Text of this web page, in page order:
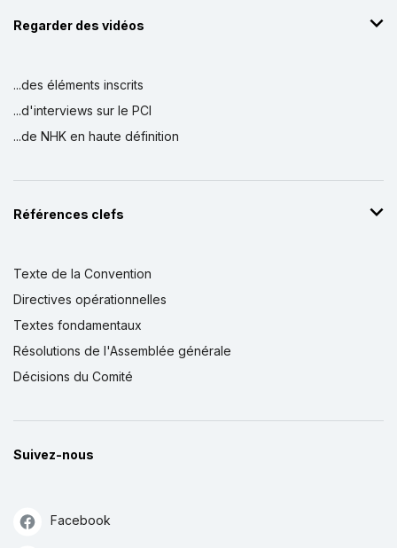
Regarder des vidéos
...des éléments inscrits
...d'interviews sur le PCI
...de NHK en haute définition
Références clefs
Texte de la Convention
Directives opérationnelles
Textes fondamentaux
Résolutions de l'Assemblée générale
Décisions du Comité
Suivez-nous
Facebook